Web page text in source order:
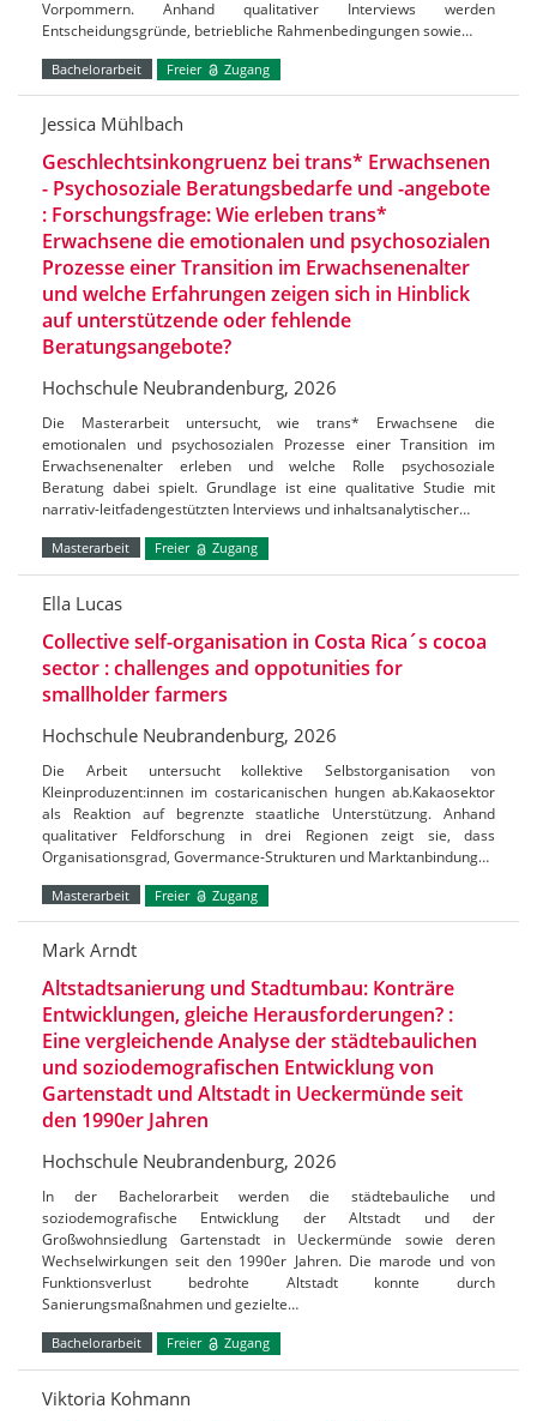
Vorpommern. Anhand qualitativer Interviews werden
Entscheidungsgründe, betriebliche Rahmenbedingungen sowie…
Bachelorarbeit Freier Zugang
Jessica Mühlbach
Geschlechtsinkongruenz bei trans* Erwachsenen
- Psychosoziale Beratungsbedarfe und -angebote
: Forschungsfrage: Wie erleben trans*
Erwachsene die emotionalen und psychosozialen
Prozesse einer Transition im Erwachsenenalter
und welche Erfahrungen zeigen sich in Hinblick
auf unterstützende oder fehlende
Beratungsangebote?
Hochschule Neubrandenburg, 2026
Die Masterarbeit untersucht, wie trans* Erwachsene die
emotionalen und psychosozialen Prozesse einer Transition im
Erwachsenenalter erleben und welche Rolle psychosoziale
Beratung dabei spielt. Grundlage ist eine qualitative Studie mit
narrativ-leitfadengestützten Interviews und inhaltsanalytischer…
Masterarbeit Freier Zugang
Ella Lucas
Collective self-organisation in Costa Rica´s cocoa
sector : challenges and oppotunities for
smallholder farmers
Hochschule Neubrandenburg, 2026
Die Arbeit untersucht kollektive Selbstorganisation von
Kleinproduzent:innen im costaricanischen hungen ab.Kakaosektor
als Reaktion auf begrenzte staatliche Unterstützung. Anhand
qualitativer Feldforschung in drei Regionen zeigt sie, dass
Organisationsgrad, Govermance-Strukturen und Marktanbindung…
Masterarbeit Freier Zugang
Mark Arndt
Altstadtsanierung und Stadtumbau: Konträre
Entwicklungen, gleiche Herausforderungen? :
Eine vergleichende Analyse der städtebaulichen
und soziodemografischen Entwicklung von
Gartenstadt und Altstadt in Ueckermünde seit
den 1990er Jahren
Hochschule Neubrandenburg, 2026
In der Bachelorarbeit werden die städtebauliche und
soziodemografische Entwicklung der Altstadt und der
Großwohnsiedlung Gartenstadt in Ueckermünde sowie deren
Wechselwirkungen seit den 1990er Jahren. Die marode und von
Funktionsverlust bedrohte Altstadt konnte durch
Sanierungsmaßnahmen und gezielte…
Bachelorarbeit Freier Zugang
Viktoria Kohmann